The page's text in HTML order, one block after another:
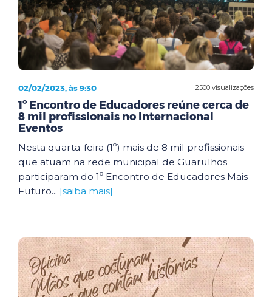
2500 visualizações
02/02/2023, às 9:30
1º Encontro de Educadores reúne cerca de
8 mil profissionais no Internacional
Eventos
Nesta quarta-feira (1º) mais de 8 mil profissionais
que atuam na rede municipal de Guarulhos
participaram do 1º Encontro de Educadores Mais
Futuro... [saiba mais]